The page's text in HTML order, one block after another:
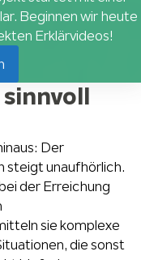
Beginnen wir heute
Erklärvideos!
Der
steigt unaufhörlich.
der Erreichung
sie komplexe
die sonst